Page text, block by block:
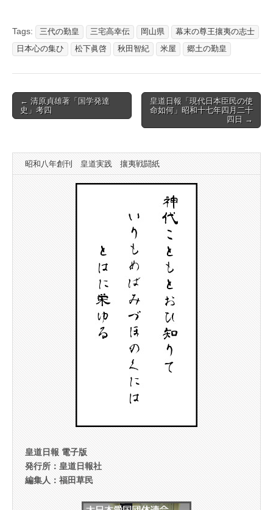
Tags: 三代の勤皇 三宅高幸伝 岡山県
幕末の尊王攘夷の志士
日本心の集ひ
松下眞啓 秋田智紀 米屋 郷土の勤皇
Post
navigation
← 清原貞雄著「国学発達
史」考四
皇道日報「現代日本臣民の使
命如何」昭和十七年四月二十
四日 →
昭和八年創刊 皇道実践 攘夷戦闘紙
皇道日報 電子版
発行所：皇道日報社
編集人：福田草民